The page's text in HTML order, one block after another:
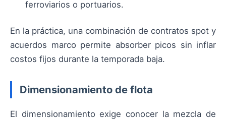
ferroviarios o portuarios.
En la práctica, una combinación de contratos spot y
acuerdos marco permite absorber picos sin inflar
costos fijos durante la temporada baja.
Dimensionamiento de flota
El dimensionamiento exige conocer la mezcla de